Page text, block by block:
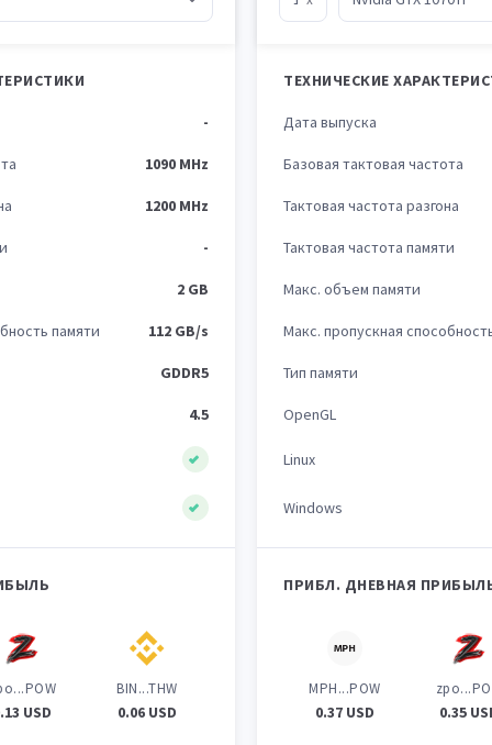
-
1090 MHz
1200 MHz
-
2 GB
памяти 112 GB/s
GDDR5
4.5
USD
BIN...THW
0.06 USD
ТЕХНИЧЕСКИЕ
Дата выпуска
Базовая тактовая частота
Тактовая частота разгона
Тактовая частота памяти
Макс. объем памяти
Макс. пропускная
Тип памяти
OpenGL
Linux
Windows
ПРИБЛ. ДНЕВНАЯ
MPH...POW
0.37 USD 0.35